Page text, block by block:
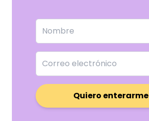
Quiero enterarme